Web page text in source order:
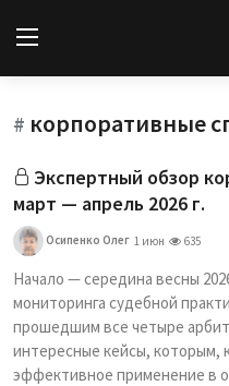
Вход
Новости
Статьи
Авторы
Архив
# корпоративные
Экспертный обзор
март — апрель 2026 г.
Осипенко Олег 1 июн 635
Начало — середина весны
мониторинга судебной
прошедшим все четыре
интересные кейсы, которым,
эффективное применение в